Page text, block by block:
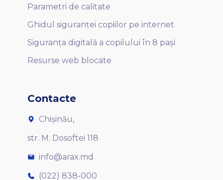
Parametri de calitate
Ghidul siguranței copiilor pe internet
Siguranța digitală a copilului în 8 pași
Resurse web blocate
Contacte
Chișinău,
str. M. Dosoftei 118
info@arax.md
(022) 838-000